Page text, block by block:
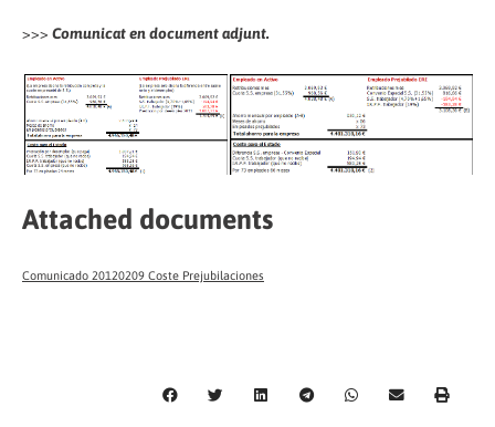
>>> Comunicat en document adjunt.
Attached documents
Comunicado 20120209 Coste Prejubilaciones